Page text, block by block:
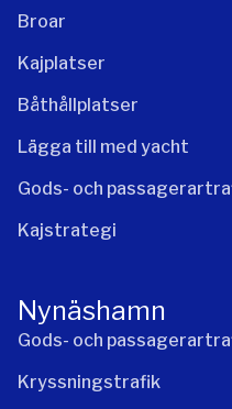
Broar
Kajplatser
Båthållplatser
Lägga till med yacht
Gods- och
Kajstrategi
Nynäshamn
Gods- och
Kryssningstrafik